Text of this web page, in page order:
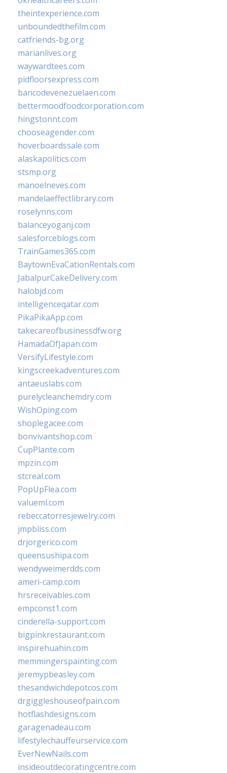
theintexperience.com
unboundedthefilm.com
catfriends-bg.org
marianlives.org
waywardtees.com
pidfloorsexpress.com
bancodevenezuelaen.com
bettermoodfoodcorporation.com
hingstonnt.com
chooseagender.com
hoverboardssale.com
alaskapolitics.com
stsmp.org
manoelneves.com
mandelaeffectlibrary.com
roselynns.com
balanceyoganj.com
salesforceblogs.com
TrainGames365.com
BaytownEvaCationRentals.com
JabalpurCakeDelivery.com
halobjd.com
intelligenceqatar.com
PikaPikaApp.com
takecareofbusinessdfw.org
HamadaOfJapan.com
VersifyLifestyle.com
kingscreekadventures.com
antaeuslabs.com
purelycleanchemdry.com
WishOping.com
shoplegacee.com
bonvivantshop.com
CupPlante.com
mpzin.com
stcreal.com
PopUpFlea.com
valueml.com
rebeccatorresjewelry.com
jmpbliss.com
drjorgerico.com
queensushipa.com
wendyweimerdds.com
ameri-camp.com
hrsreceivables.com
empconst1.com
cinderella-support.com
bigpinkrestaurant.com
inspirehuahin.com
memmingerspainting.com
jeremypbeasley.com
thesandwichdepotcos.com
drgiggleshouseofpain.com
hotflashdesigns.com
garagenadeau.com
lifestylechauffeurservice.com
EverNewNails.com
insideoutdecoratingcentre.com